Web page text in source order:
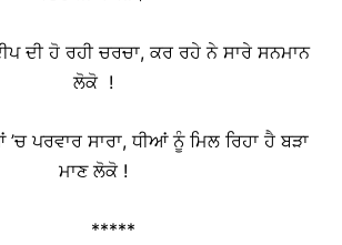
ਦੀ ਹੋ ਰਹੀ ਚਰਚਾ, ਕਰ ਰਹੇ ਨੇ ਸਾਰੇ ਸਨਮਾਨ
ਲੋਕੋ !
ਪਰਵਾਰ ਸਾਰਾ, ਧੀਆਂ ਨੂੰ ਮਿਲ ਰਿਹਾ ਹੈ ਬੜਾ
ਮਾਣ ਲੋਕੋ !
*****